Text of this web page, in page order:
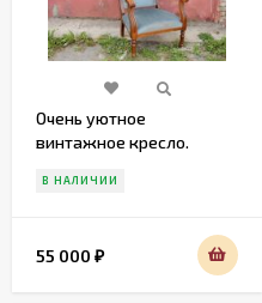
Очень уютное
винтажное кресло.
В НАЛИЧИИ
55 000 ₽